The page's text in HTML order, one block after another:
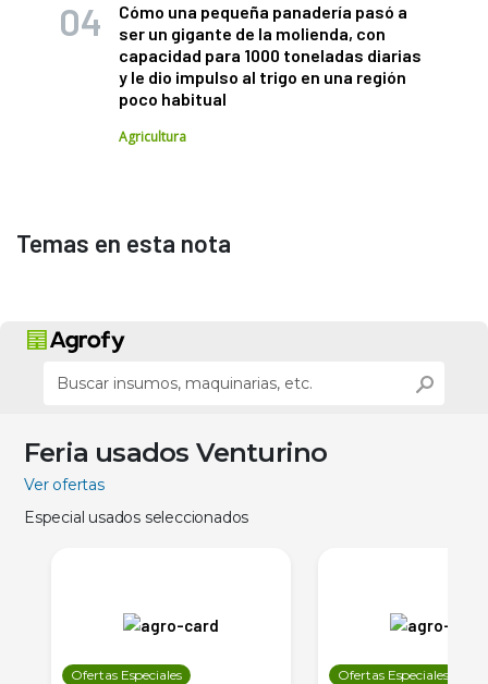
Cómo una pequeña panadería pasó a
ser un gigante de la molienda, con
capacidad para 1000 toneladas diarias
y le dio impulso al trigo en una región
poco habitual
Agricultura
Temas en esta nota
Feria usados Venturino
Ver ofertas
Especial usados seleccionados
Ofertas Especiales Ofertas Especiales